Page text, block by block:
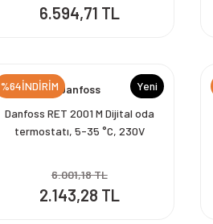
6.594,71 TL
%64İNDİRİM Yeni
Danfoss
Danfoss RET 2001 M Dijital oda
termostatı, 5-35 °C, 230V
6.001,18 TL
2.143,28 TL